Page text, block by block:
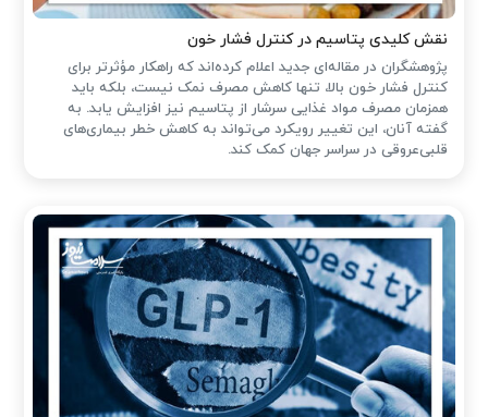
نقش کلیدی پتاسیم در کنترل فشار خون
پژوهشگران در مقاله‌ای جدید اعلام کرده‌اند که راهکار مؤثرتر برای
کنترل فشار خون بالا، تنها کاهش مصرف نمک نیست، بلکه باید
همزمان مصرف مواد غذایی سرشار از پتاسیم نیز افزایش یابد. به
گفته آنان، این تغییر رویکرد می‌تواند به کاهش خطر بیماری‌های
قلبی‌عروقی در سراسر جهان کمک کند.